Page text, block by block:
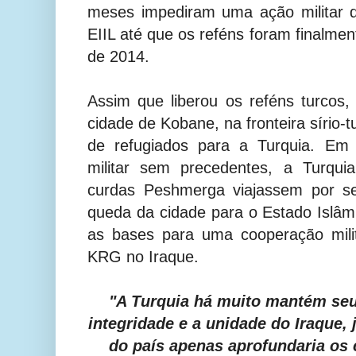
meses impediram uma ação militar
EIIL até que os reféns foram
de 2014.
Assim que liberou os reféns
cidade de Kobane, na fronteira sírio-
de refugiados para a Turquia.
militar sem precedentes, a
curdas Peshmerga viajassem por
queda da cidade para o Estado
as bases para uma cooperação
KRG no Iraque.
"A Turquia há muito mantém
integridade e a unidade do
do país apenas aprofundaria